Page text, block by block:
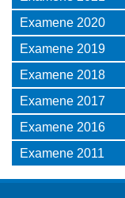
Examene 2020
Examene 2019
Examene 2018
Examene 2017
Examene 2016
Examene 2011